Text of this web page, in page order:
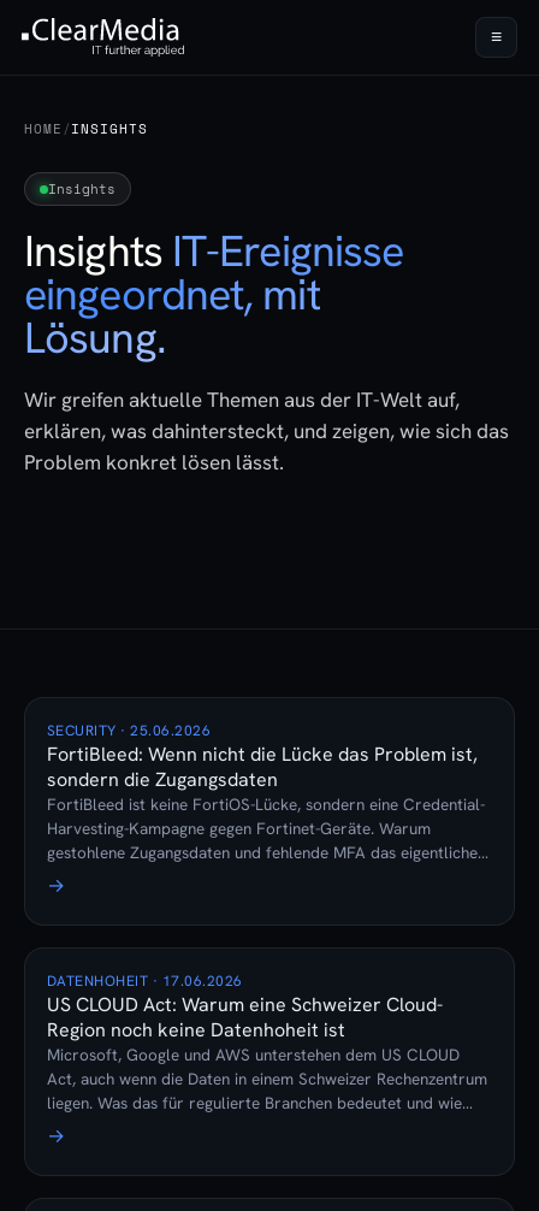
≡
HOME /INSIGHTS
Insights
Insights IT-Ereignisse
eingeordnet, mit
Lösung.
Wir greifen aktuelle Themen aus der IT-Welt auf,
erklären, was dahintersteckt, und zeigen, wie sich das
Problem konkret lösen lässt.
SECURITY · 25.06.2026
FortiBleed: Wenn nicht die Lücke das Problem ist,
sondern die Zugangsdaten
FortiBleed ist keine FortiOS-Lücke, sondern eine Credential-
Harvesting-Kampagne gegen Fortinet-Geräte. Warum
gestohlene Zugangsdaten und fehlende MFA das eigentliche
Risiko sind, und wie ein Managed-Firewall-Abo das
→
DATENHOHEIT · 17.06.2026
US CLOUD Act: Warum eine Schweizer Cloud-
Region noch keine Datenhoheit ist
Microsoft, Google und AWS unterstehen dem US CLOUD
Act, auch wenn die Daten in einem Schweizer Rechenzentrum
liegen. Was das für regulierte Branchen bedeutet und wie
echte Datenhoheit aussieht.
→